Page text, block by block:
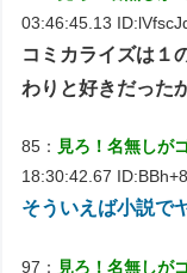
03:46:45.13
コミカライズは１
わりと好きだった
85： 見ろ！名無しが
18:30:42.67
そういえば小説で
97： 見ろ！名無しが